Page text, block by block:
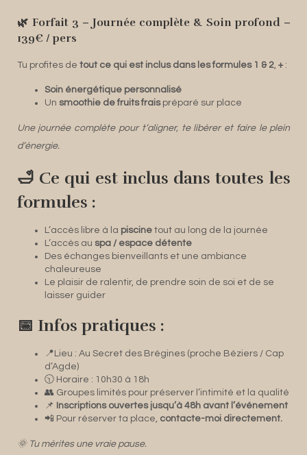
🌿 Forfait 3 – Journée complète & Soin profond –
139€ / pers
Tu profites de tout ce qui est inclus dans les formules 1 & 2, +:
Soin énergétique personnalisé
Un smoothie de fruits fraispréparé sur place
Une journée complète pour t’aligner, te libérer et faire le plein
d’énergie.
🛁 Ce qui est inclus dans toutes les
formules :
L’accès libre à la piscinetout au long de la journée
L’accès au spa / espace détente
Des échanges bienveillants et une ambiance
chaleureuse
Le plaisir de ralentir, de prendre soin de soi et de se
laisser guider
📅 Infos pratiques :
📍Lieu : Au Secret des Brégines (proche Béziers / Cap
d’Agde)
🕥 Horaire : 10h30 à 18h
👥 Groupes limités pour préserver l’intimité et la qualité
📌 Inscriptions ouvertes jusqu’à 48h avant l’événement
📲 Pour réserver ta place, contacte-moi directement.
🌞 Tu mérites une vraie pause.